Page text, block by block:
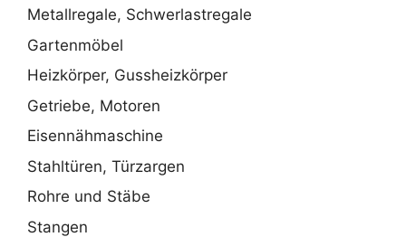
Metallregale, Schwerlastregale
Gartenmöbel
Heizkörper, Gussheizkörper
Getriebe, Motoren
Eisennähmaschine
Stahltüren, Türzargen
Rohre und Stäbe
Stangen